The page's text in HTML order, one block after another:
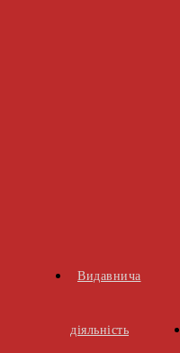
Видавнича
діяльність